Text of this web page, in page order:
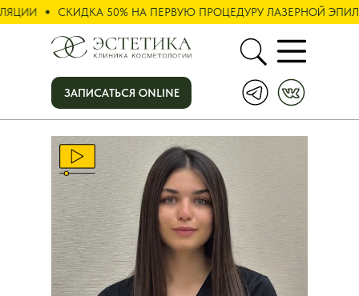
СКИДКА 50% НА ПЕРВУЮ ПРОЦЕДУРУ ЛАЗЕРНОЙ
ЗАПИСАТЬСЯ ONLINE